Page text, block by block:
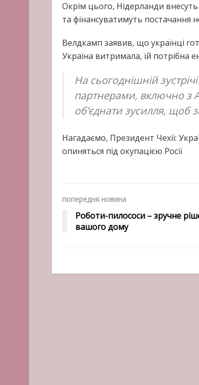
Окрім цього, Нідерланди
та фінансуватимуть постачання
Велдкамп заявив, що українці
Україна витримала, їй потрібна
На сьогоднішній
партнерами, включно з
об’єднати зусилля, щоб
Нагадаємо, Президент Чехії:
опиняться під окупацією Росії
попередня новина
Роботи-пилососи – зручне
вашого дому